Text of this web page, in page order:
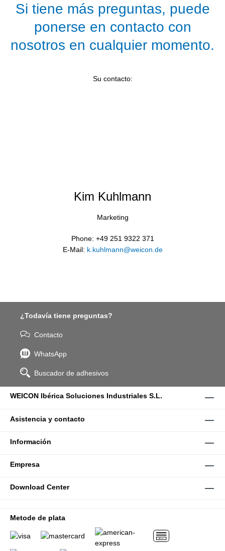
Si tiene más preguntas, puede
ponerse en contacto con
nosotros en cualquier momento.
Su contacto:
Kim Kuhlmann
Marketing
Phone: +49 251 9322 371
E-Mail: k.kuhlmann@weicon.de
¿Todavía tiene preguntas?
Contacto
WhatsApp
Buscador de adhesivos
WEICON Ibérica Soluciones Industriales S.L.
Asistencia y contacto
Información
Empresa
Download Center
Metode de plata